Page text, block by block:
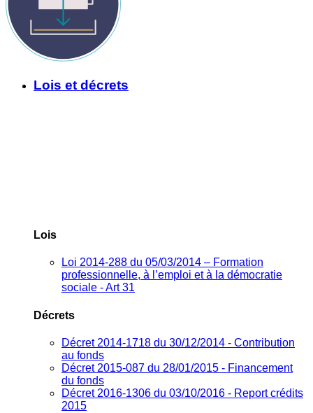
Lois et décrets
Lois
Loi 2014-288 du 05/03/2014 – Formation
professionnelle, à l’emploi et à la démocratie
sociale - Art 31
Décrets
Décret 2014-1718 du 30/12/2014 - Contribution
au fonds
Décret 2015-087 du 28/01/2015 - Financement
du fonds
Décret 2016-1306 du 03/10/2016 - Report crédits
2015